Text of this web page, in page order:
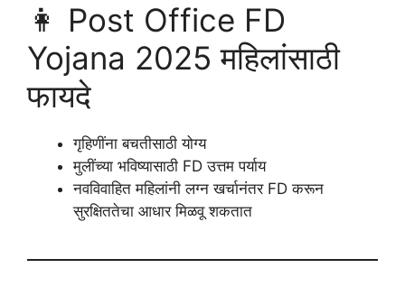
👩 Post Office FD
Yojana 2025 महिलांसाठी
फायदे
गृहिणींना बचतीसाठी योग्य
मुलींच्या भविष्यासाठी FD उत्तम पर्याय
नवविवाहित महिलांनी लग्न खर्चानंतर FD करून
सुरक्षिततेचा आधार मिळवू शकतात